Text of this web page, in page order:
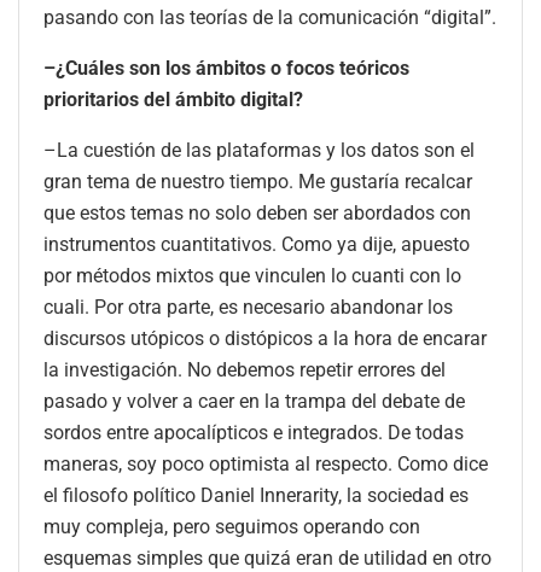
pasando con las teorías de la comunicación “digital”.
–¿Cuáles son los ámbitos o focos teóricos
prioritarios del ámbito digital?
–La cuestión de las plataformas y los datos son el
gran tema de nuestro tiempo. Me gustaría recalcar
que estos temas no solo deben ser abordados con
instrumentos cuantitativos. Como ya dije, apuesto
por métodos mixtos que vinculen lo cuanti con lo
cuali. Por otra parte, es necesario abandonar los
discursos utópicos o distópicos a la hora de encarar
la investigación. No debemos repetir errores del
pasado y volver a caer en la trampa del debate de
sordos entre apocalípticos e integrados. De todas
maneras, soy poco optimista al respecto. Como dice
el filosofo político Daniel Innerarity, la sociedad es
muy compleja, pero seguimos operando con
esquemas simples que quizá eran de utilidad en otro